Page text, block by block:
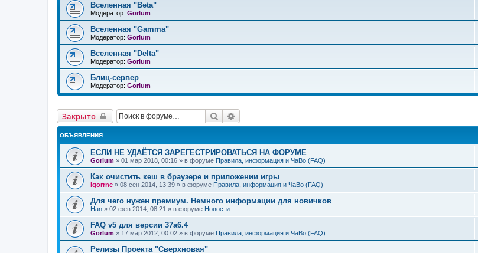
Вселенная "Beta"
Модератор: Gorlum
Вселенная "Gamma"
Модератор: Gorlum
Вселенная "Delta"
Модератор: Gorlum
Блиц-сервер
Модератор: Gorlum
Закрыто Поиск
ОБЪЯВЛЕНИЯ
ЕСЛИ НЕ УДАЁТСЯ ЗАРЕГЕСТРИРОВАТЬСЯ НА ФОРУМЕ
Gorlum » 01 мар 2018, 00:16 » в форуме Правила, информация и ЧаВо (FAQ)
Как очистить кеш в браузере и приложении игры
igorrnc » 08 сен 2014, 13:39 » в форуме Правила, информация и ЧаВо (FAQ)
Для чего нужен премиум. Немного информации для новичков
Han » 02 фев 2014, 08:21 » в форуме Новости
FAQ v5 для версии 37a6.4
Gorlum » 17 мар 2012, 00:02 » в форуме Правила, информация и ЧаВо (FAQ)
Релизы Проекта "Сверхновая"